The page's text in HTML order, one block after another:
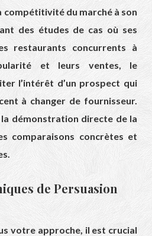
compétitivité du marché à son
des études de cas où ses
restaurants concurrents à
et leurs ventes, le
l’intérêt d’un prospect qui
à changer de fournisseur.
la démonstration directe de la
comparaisons concrètes et
de Persuasion
votre approche, il est crucial